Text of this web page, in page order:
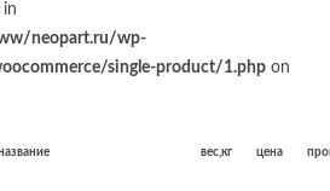
in
neopart.ru/wp-
single-product/1.php on
вес,кг цена